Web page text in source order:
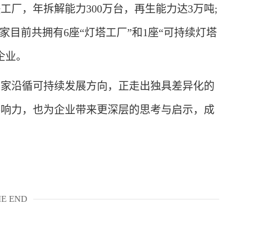
厂，年拆解能力300万台，再生能力达3万吨;
目前共拥有6座“灯塔工厂”和1座“可持续灯塔
。
循可持续发展方向，正走出独具差异化的
力，也为企业带来更深层的思考与启示，成
END